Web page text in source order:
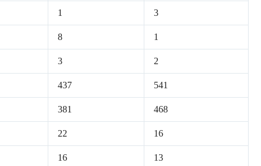
1 3
8 1
3 2
437 541
381 468
22 16
16 13